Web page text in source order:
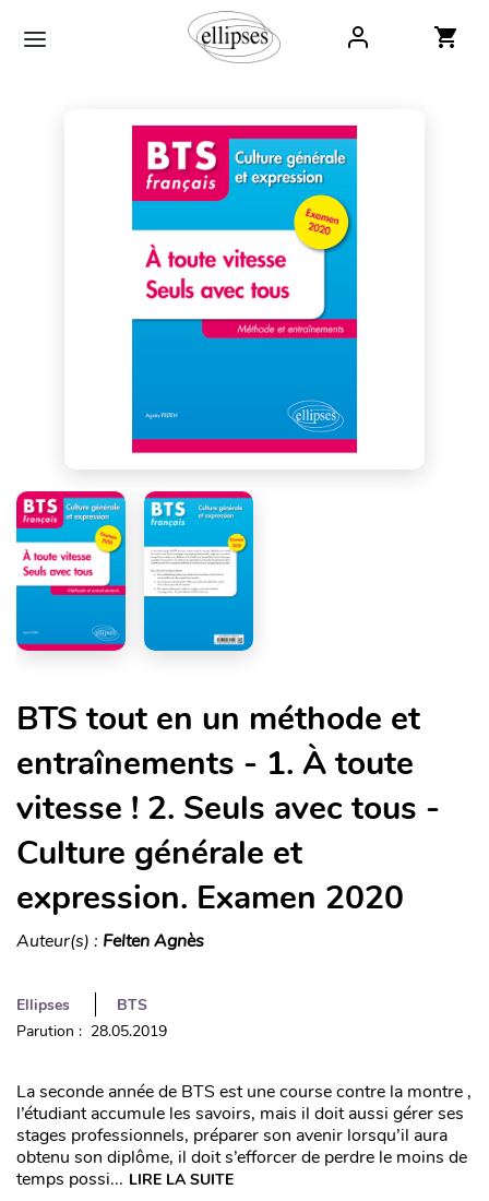
BTS tout en un méthode et
entraînements - 1. À toute
vitesse ! 2. Seuls avec tous -
Culture générale et
expression. Examen 2020
Auteur(s) : Felten Agnès
Ellipses
BTS
Parution : 28.05.2019
La seconde année de BTS est une course contre la montre ,
l’étudiant accumule les savoirs, mais il doit aussi gérer ses
stages professionnels, préparer son avenir lorsqu’il aura
obtenu son diplôme, il doit s’efforcer de perdre le moins de
temps possi... LIRE LA SUITE